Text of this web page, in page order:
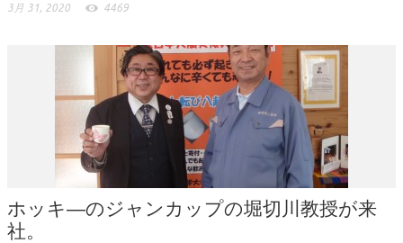
3月 31, 2020 4469
ホッキ―のジャンカップの堀切川教授が来
社。